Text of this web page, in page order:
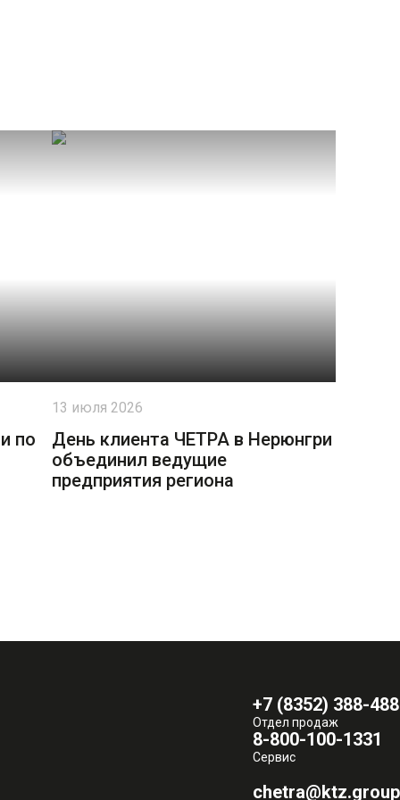
по
13 июля 2026
День клиента ЧЕТРА в Нерюнгри
объединил ведущие
предприятия региона
+7 (8352) 388-488
Отдел продаж
8-800-100-1331
Сервис
chetra@ktz.group